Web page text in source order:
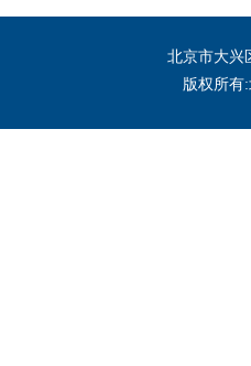
北京市大兴
版权所有